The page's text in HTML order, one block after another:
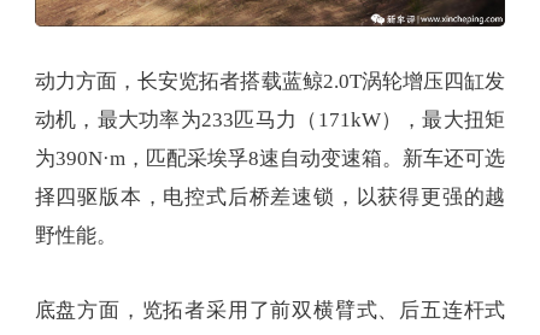
动力方面，长安览拓者搭载蓝鲸2.0T涡轮增压四缸发
动机，最大功率为233匹马力（171kW），最大扭矩
为390N·m，匹配采埃孚8速自动变速箱。新车还可选
择四驱版本，电控式后桥差速锁，以获得更强的越
野性能。
底盘方面，览拓者采用了前双横臂式、后五连杆式